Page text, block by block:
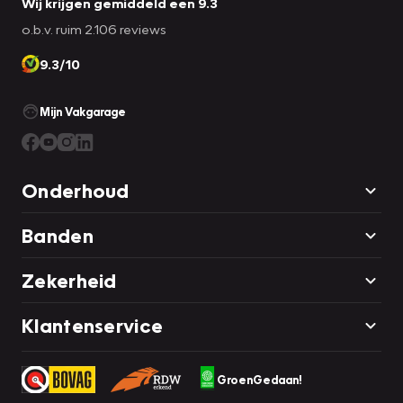
o.b.v. ruim 2.106 reviews
9.3/10
Mijn Vakgarage
Onderhoud
Banden
Zekerheid
Klantenservice
GroenGedaan!